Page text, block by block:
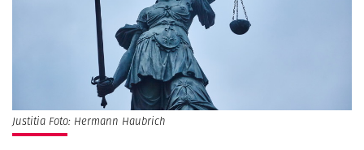
Justitia Foto: Hermann Haubrich